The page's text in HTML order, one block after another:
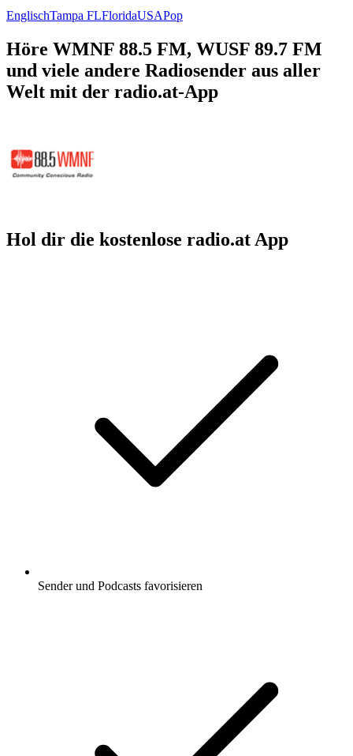
EnglischTampa FLFloridaUSAPop
Höre WMNF 88.5 FM, WUSF 89.7 FM
und viele andere Radiosender aus aller
Welt mit der radio.at-App
Hol dir die kostenlose radio.at App
Sender und Podcasts favorisieren